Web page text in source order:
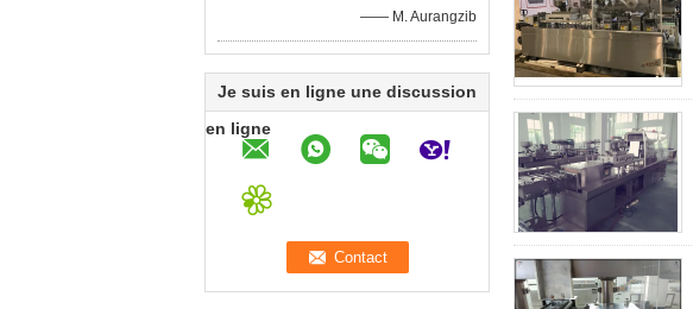
—— M. Aurangzib
Je suis en ligne une discussion
en ligne